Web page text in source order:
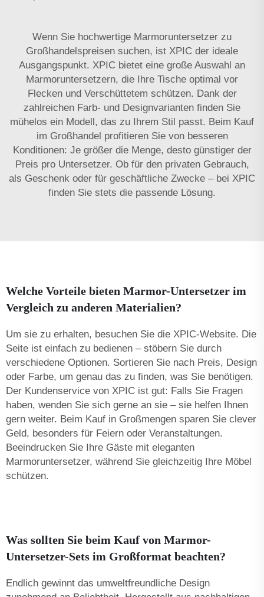
Wenn Sie hochwertige Marmoruntersetzer zu
Großhandelspreisen suchen, ist XPIC der ideale
Ausgangspunkt. XPIC bietet eine große Auswahl an
Marmoruntersetzern, die Ihre Tische optimal vor
Flecken und Verschüttetem schützen. Dank der
zahlreichen Farb- und Designvarianten finden Sie
mühelos ein Modell, das zu Ihrem Stil passt. Beim Kauf
im Großhandel profitieren Sie von besseren
Konditionen: Je größer die Menge, desto günstiger der
Preis pro Untersetzer. Ob für den privaten Gebrauch,
als Geschenk oder für geschäftliche Zwecke – bei XPIC
finden Sie stets die passende Lösung.
Welche Vorteile bieten Marmor-Untersetzer im
Vergleich zu anderen Materialien?
Um sie zu erhalten, besuchen Sie die XPIC-Website. Die
Seite ist einfach zu bedienen – stöbern Sie durch
verschiedene Optionen. Sortieren Sie nach Preis, Design
oder Farbe, um genau das zu finden, was Sie benötigen.
Der Kundenservice von XPIC ist gut: Falls Sie Fragen
haben, wenden Sie sich gerne an sie – sie helfen Ihnen
gern weiter. Beim Kauf in Großmengen sparen Sie clever
Geld, besonders für Feiern oder Veranstaltungen.
Beeindrucken Sie Ihre Gäste mit eleganten
Marmoruntersetzer, während Sie gleichzeitig Ihre Möbel
schützen.
Was sollten Sie beim Kauf von Marmor-
Untersetzer-Sets im Großformat beachten?
Endlich gewinnt das umweltfreundliche Design